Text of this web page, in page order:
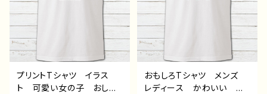
プリントTシャツ イラス
ト 可愛い女の子 おしゃ
おもしろTシャツ メンズ
レディース かわいい 面